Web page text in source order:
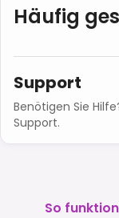
Häufig
Support
Benötigen Sie
Support.
So